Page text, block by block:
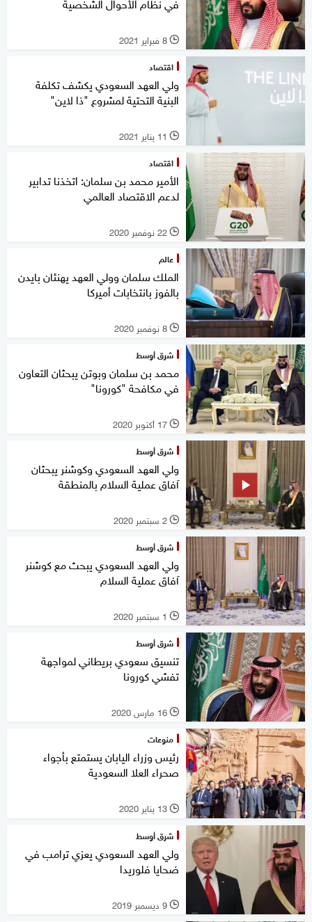
l 8 فبراير 2021
اقتصاد
ولي العهد السعودي يكشف تكلفة
البنية التحتية لمشروع "ذا لاين"
l 11 يناير 2021
اقتصاد
الأمير محمد بن سلمان: اتخذنا تدابير
لدعم الاقتصاد العالمي
l 22 نوفمبر 2020
عالم
الملك سلمان وولي العهد يهنئان بايدن
بالفوز بانتخابات أميركا
l 8 نوفمبر 2020
شرق أوسط
محمد بن سلمان وبوتن يبحثان التعاون
في مكافحة "كورونا"
l 17 أكتوبر 2020
شرق أوسط
ولي العهد السعودي وكوشنر يبحثان
آفاق عملية السلام بالمنطقة
l 2 سبتمبر 2020
شرق أوسط
ولي العهد السعودي يبحث مع كوشنر
آفاق عملية السلام
l 1 سبتمبر 2020
شرق أوسط
تنسيق سعودي بريطاني لمواجهة
تفشي كورونا
l 16 مارس 2020
منوعات
رئيس وزراء اليابان يستمتع بأجواء
صحراء العلا السعودية
l 13 يناير 2020
شرق أوسط
ولي العهد السعودي يعزي ترامب في
ضحايا فلوريدا
l 9 ديسمبر 2019